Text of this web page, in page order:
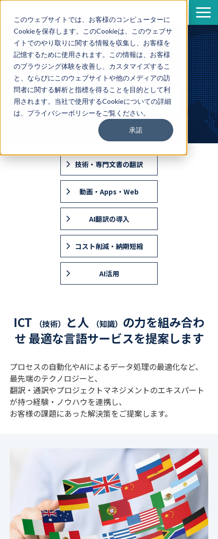
このウェブサイトでは、お客様のコンピューターに
Cookieを保存します。このCookieは、このウェブサ
イトでのやり取りに関する情報を収集し、お客様を
記憶するために使用されます。この情報は、お客様
のブラウジング体験を改善し、カスタマイズするこ
と、ならびにこのウェブサイトや他のメディアの訪
問者に関する解析と指標を得ることを目的として利
用されます。当社で使用するCookieについての詳細
は、プライバシーポリシーをご覧ください。
承諾
サービス
導入事例
資料一覧
セミナー情報
企業情報
翻訳ブログ
翻訳サービス一覧
サービスの詳しい資料はこちら
資料ダウンロード
技術・専門文書の翻訳
動画・Apps・Web
AI翻訳の導入
コスト削減・納期短縮
AI活用
ICT （技術） と人 （知識） の力を組み合わ
せ 最適な言語サービスを提案します
プロセスの自動化やAIによるデータ処理の最適化など、
最先端のテクノロジーと、
翻訳・通訳やプロジェクトマネジメントのエキスパート
が持つ経験・ノウハウを連携し、
お客様の課題にあった解決策をご提案します。